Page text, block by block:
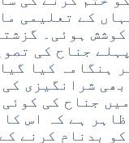
کے تعلیمی
ہوئی۔
جناح کی
ہنگامہ کیا
شرانگیزی کی
جناح کی کوئی
ہے کہ اس کا
بدنام کرنے